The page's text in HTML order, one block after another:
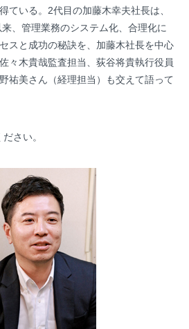
ている。2代目の加藤木幸夫社長は、
、管理業務のシステム化、合理化に
スと成功の秘訣を、加藤木社長を中心
々木貴哉監査担当、荻谷将貴執行役員
祐美さん（経理担当）も交えて語って
さい。